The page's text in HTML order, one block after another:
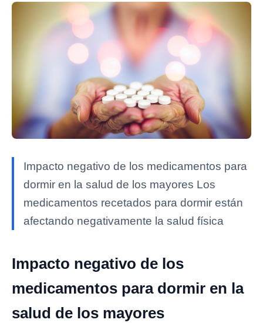
Impacto negativo de los medicamentos para
dormir en la salud de los mayores Los
medicamentos recetados para dormir están
afectando negativamente la salud física
Impacto negativo de los
medicamentos para dormir en la
salud de los mayores